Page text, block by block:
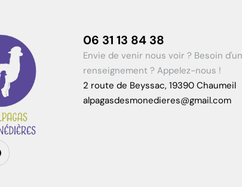
06 31 13 84 38
Envie de venir nous voir ? Besoin
renseignement ? Appelez-nous !
2 route de Beyssac, 19390 Chaumeil
alpagasdesmonedieres@gmail.com